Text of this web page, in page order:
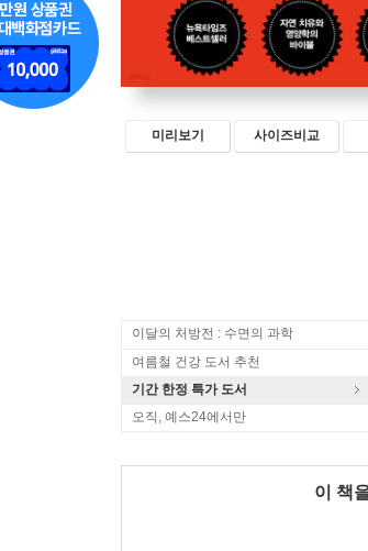
미리보기 사이즈비교
이달의 처방전 : 수면의 과학
여름철 건강 도서 추천
기간 한정 특가 도서
오직, 예스24에서만
이 책